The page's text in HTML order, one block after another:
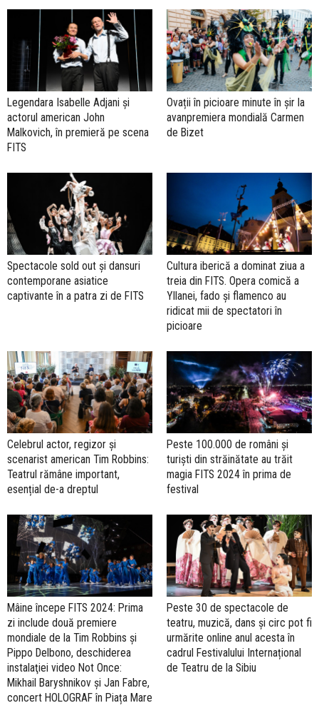
Legendara Isabelle Adjani şi
actorul american John
Malkovich, în premieră pe scena
FITS
Ovații în picioare minute în șir la
avanpremiera mondială Carmen
de Bizet
Spectacole sold out și dansuri
contemporane asiatice
captivante în a patra zi de FITS
Cultura iberică a dominat ziua a
treia din FITS. Opera comică a
Yllanei, fado și flamenco au
ridicat mii de spectatori în
picioare
Celebrul actor, regizor și
scenarist american Tim Robbins:
Teatrul rămâne important,
esențial de-a dreptul
Peste 100.000 de români și
turiști din străinătate au trăit
magia FITS 2024 în prima de
festival
Mâine începe FITS 2024: Prima
zi include două premiere
mondiale de la Tim Robbins și
Pippo Delbono, deschiderea
instalaţiei video Not Once:
Mikhail Baryshnikov și Jan Fabre,
concert HOLOGRAF în Piața Mare
Peste 30 de spectacole de
teatru, muzică, dans și circ pot fi
urmărite online anul acesta în
cadrul Festivalului Internațional
de Teatru de la Sibiu